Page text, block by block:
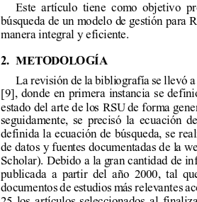
Este artículo tiene como objetivo
búsqueda de un modelo de gestión para
manera integral y eficiente.
2. METODOLOGÍA
La revisión de la bibliografía se llevó a
[9] , donde en primera instancia se defini
estado del arte de los RSU de forma
seguidamente, se precisó la ecuación
definida la ecuación de búsqueda, se
de datos y fuentes documentadas de la
Scholar). Debido a la gran cantidad de
publicada a partir del año 2000, tal q
documentos de estudios más relevantes